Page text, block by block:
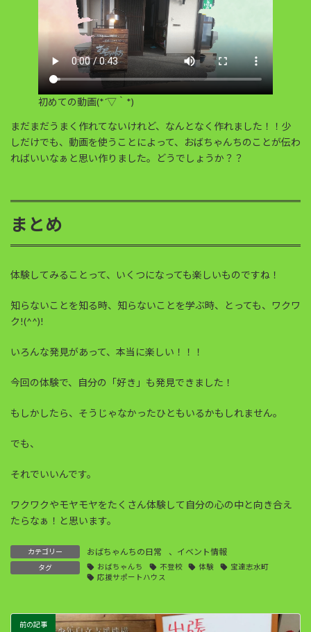
初めての動画(*´▽｀*)
まだまだうまく作れてないけれど、なんとなく作れました！！少
しだけでも、動画を使うことによって、おばちゃんちのことが伝わ
ればいいなぁと思い作りました。どうでしょうか？？
まとめ
体験してみることって、いくつになっても楽しいものですね！
知らないことを知る時、知らないことを学ぶ時、とっても、ワクワ
ク!(^^)!
いろんな発見があって、本当に楽しい！！！
今回の体験で、自分の「好き」も発見できました！
もしかしたら、そうじゃなかったひともいるかもしれません。
でも、
それでいいんです。
ワクワクやモヤモヤをたくさん体験して自分の心の中と向き合え
たらなぁ！と思います。
カテゴリー おばちゃんちの日常 、 イベント情報
タグ おばちゃんち 不登校 体験
宝達志水町
応援サポートハウス
前の記事